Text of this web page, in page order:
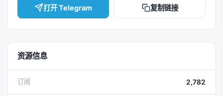
打开 Telegram 复制链接
资源信息
订阅 2,782